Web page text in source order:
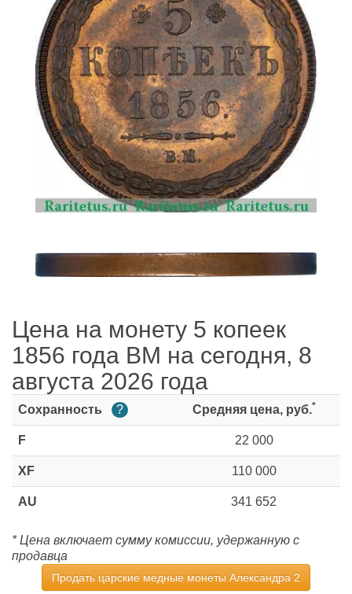
Цена на монету 5 копеек
1856 года ВМ на сегодня, 8
августа 2026 года
Сохранность ? Средняя цена, руб.*
F 22 000
XF 110 000
AU 341 652
* Цена включает сумму комиссии, удержанную с
продавца
Продать царские медные монеты Александра 2